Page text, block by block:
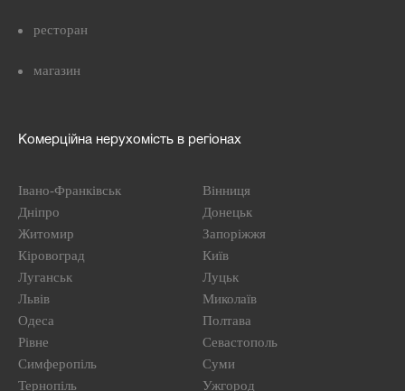
ресторан
магазин
Комерційна нерухомість в регіонах
Івано-Франківськ
Вінниця
Дніпро
Донецьк
Житомир
Запоріжжя
Кіровоград
Київ
Луганськ
Луцьк
Львів
Миколаїв
Одеса
Полтава
Рівне
Севастополь
Симферопіль
Суми
Тернопіль
Ужгород